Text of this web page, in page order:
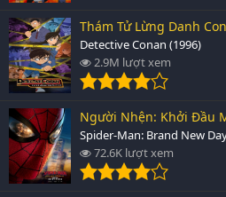
Thám Tử Lừng Danh
Detective Conan (1996)
2.9M lượt xem
Người Nhện: Khởi Đầu
Spider-Man: Brand New
72.6K lượt xem